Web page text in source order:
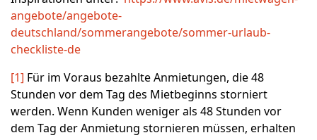
angebote/angebote-
deutschland/sommerangebote/sommer-urlaub-
checkliste-de
[1] Für im Voraus bezahlte Anmietungen, die 48
Stunden vor dem Tag des Mietbeginns storniert
werden. Wenn Kunden weniger als 48 Stunden vor
dem Tag der Anmietung stornieren müssen, erhalten